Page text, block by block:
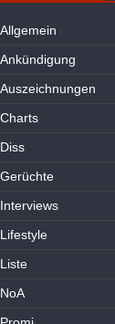
Allgemein
Ankündigung
Auszeichnungen
Charts
Diss
Gerüchte
Interviews
Lifestyle
Liste
NoA